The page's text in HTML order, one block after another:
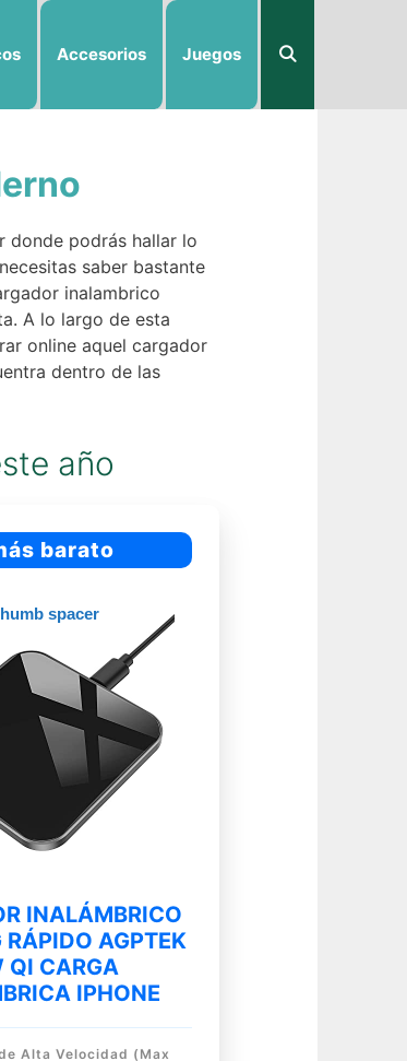
Accesorios Juegos
donde podrás hallar lo
saber bastante
inalambrico
A lo largo de esta
online aquel cargador
dentro de las
año
barato
INALÁMBRICO
AGPTEK
QI CARGA
IPHONE
de Alta Velocidad (Max